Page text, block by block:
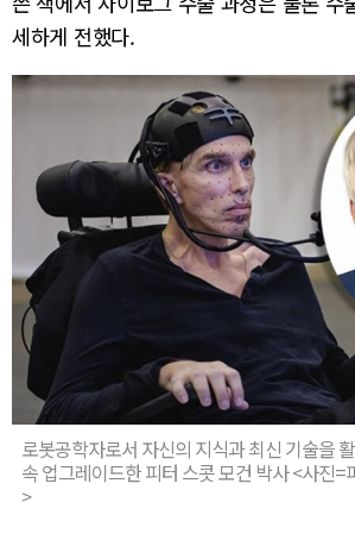
세하게 전했다.
로봇공학자로서 자신의 지식과 최신 기술을
속 업그레이드한 피터 스콧 모건 박사 <사진=
>